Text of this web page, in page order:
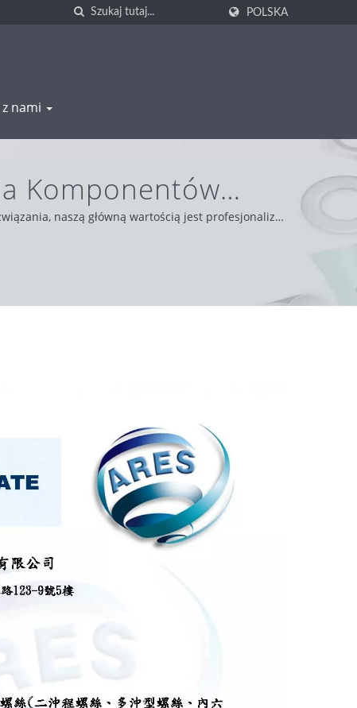
POLSKA
nami
Komponentów
SHENG
naszą główną wartością jest profesjonalizm,
pragmatyzmu i niezawodności, zapewniając